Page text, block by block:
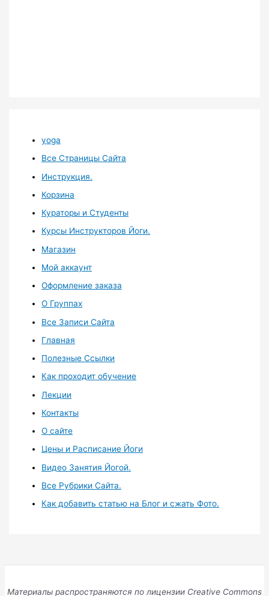
yoga
Все Страницы Сайта
Инструкция.
Корзина
Кураторы и Студенты
Курсы Инструкторов Йоги.
Магазин
Мой аккаунт
Оформление заказа
О Группах
Все Записи Сайта
Главная
Полезные Ссылки
Как проходит обучение
Лекции
Контакты
О сайте
Цены и Расписание Йоги
Видео Занятия Йогой.
Все Рубрики Сайта.
Как добавить статью на Блог и сжать Фото.
Материалы распространяются по лицензии Creative Commons